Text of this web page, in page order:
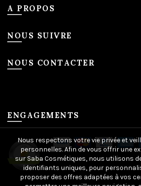
A PROPOS
NOUS SUIVRE
NOUS CONTACTER
ENGAGEMENTS
Nous respectons votre vie privée et
personnelles. Afin de vous offrir une
sur Saba Cosmétiques, nous utilisons
identifiants uniques, pour
proposer des offres adaptées à vos